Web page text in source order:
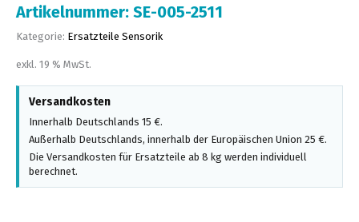
Artikelnummer: SE-005-2511
Kategorie: Ersatzteile Sensorik
exkl. 19 % MwSt.
Versandkosten
Innerhalb Deutschlands 15 €.
Außerhalb Deutschlands, innerhalb der Europäischen Union 25 €.
Die Versandkosten für Ersatzteile ab 8 kg werden individuell
berechnet.